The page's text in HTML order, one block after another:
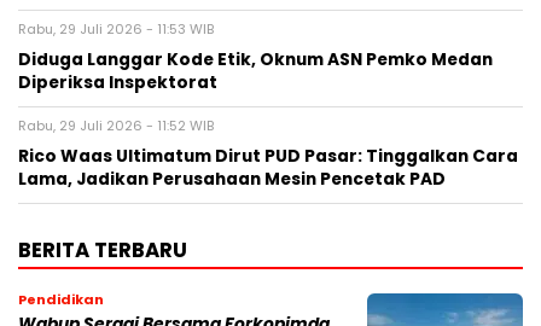
Rabu, 29 Juli 2026 - 11:53 WIB
Diduga Langgar Kode Etik, Oknum ASN Pemko Medan
Diperiksa Inspektorat
Rabu, 29 Juli 2026 - 11:52 WIB
Rico Waas Ultimatum Dirut PUD Pasar: Tinggalkan Cara
Lama, Jadikan Perusahaan Mesin Pencetak PAD
BERITA TERBARU
Pendidikan